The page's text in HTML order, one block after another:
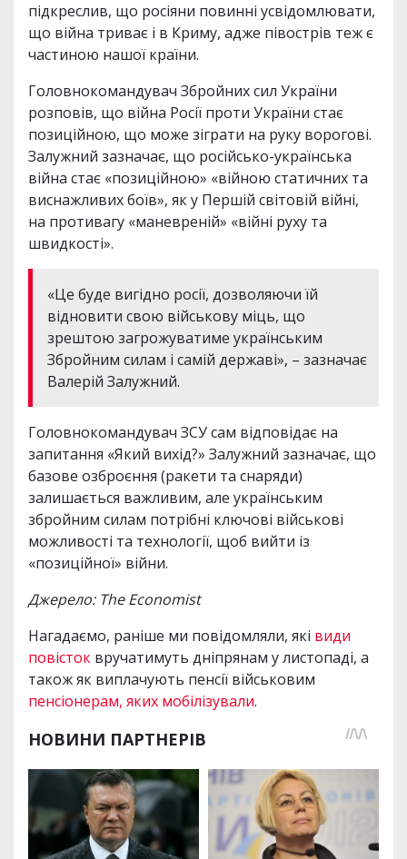
підкреслив, що росіяни повинні усвідомлювати,
що війна триває і в Криму, адже півострів теж є
частиною нашої країни.
Головнокомандувач Збройних сил України
розповів, що війна Росії проти України стає
позиційною, що може зіграти на руку ворогові.
Залужний зазначає, що російсько-українська
війна стає «позиційною» «війною статичних та
виснажливих боїв», як у Першій світовій війні,
на противагу «маневреній» «війні руху та
швидкості».
«Це буде вигідно росії, дозволяючи їй
відновити свою військову міць, що
зрештою загрожуватиме українським
Збройним силам і самій державі», – зазначає
Валерій Залужний.
Головнокомандувач ЗСУ сам відповідає на
запитання «Який вихід?» Залужний зазначає, що
базове озброєння (ракети та снаряди)
залишається важливим, але українським
збройним силам потрібні ключові військові
можливості та технології, щоб вийти із
«позиційної» війни.
Джерело: The Economist
Нагадаємо, раніше ми повідомляли, які види
повісток вручатимуть дніпрянам у листопаді, а
також як виплачують пенсії військовим
пенсіонерам, яких мобілізували.